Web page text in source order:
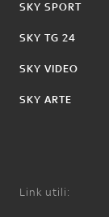
SKY SPORT
SKY TG 24
SKY VIDEO
SKY ARTE
Link utili: